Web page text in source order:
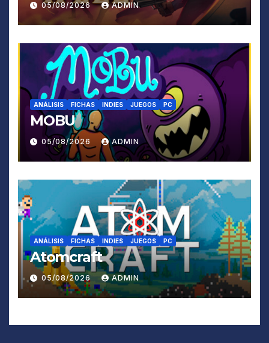
05/08/2026 ADMIN
ANÁLISIS FICHAS INDIES JUEGOS PC
MOBU
05/08/2026 ADMIN
ANÁLISIS FICHAS INDIES JUEGOS PC
Atomcraft
05/08/2026 ADMIN